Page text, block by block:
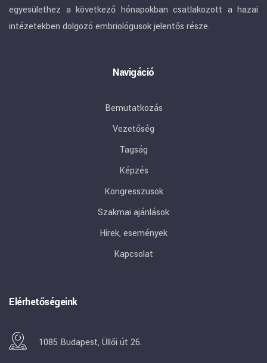
egyesülethez a következő hónapokban csatlakozott a hazai
intézetekben dolgozó embriológusok jelentős része.
Navigáció
Bemutatkozás
Vezetőség
Tagság
Képzés
Kongresszusok
Szakmai ajánlások
Hírek, események
Kapcsolat
Elérhetőségeink
1085 Budapest, Üllői út 26.